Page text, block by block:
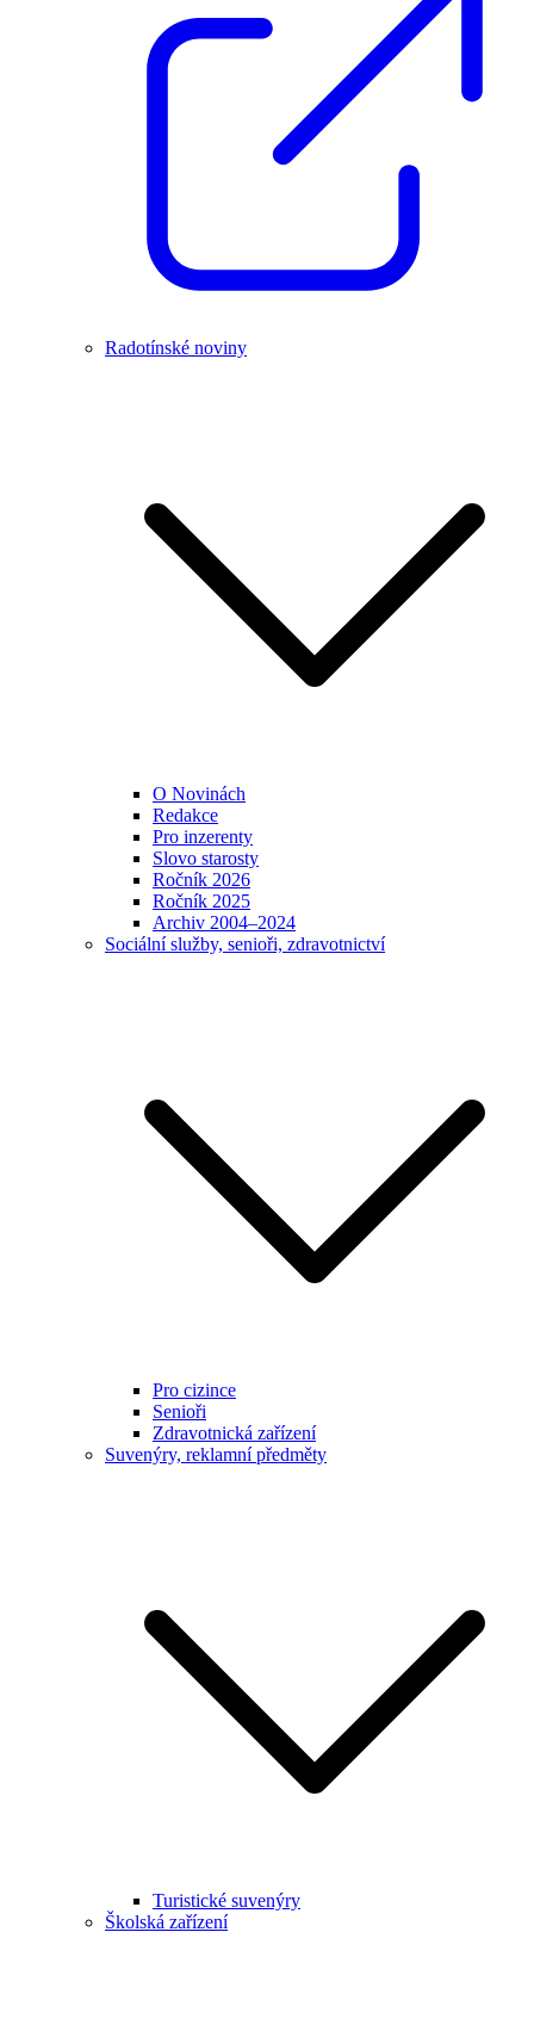
Radotínské noviny
O Novinách
Redakce
Pro inzerenty
Slovo starosty
Ročník 2026
Ročník 2025
Archiv 2004–2024
Sociální služby, senioři, zdravotnictví
Pro cizince
Senioři
Zdravotnická zařízení
Suvenýry, reklamní předměty
Turistické suvenýry
Školská zařízení